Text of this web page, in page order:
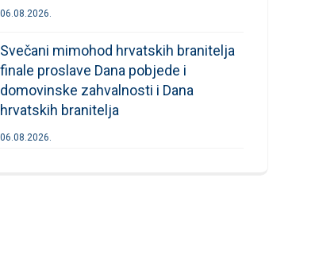
06.08.2026.
Svečani mimohod hrvatskih branitelja
finale proslave Dana pobjede i
domovinske zahvalnosti i Dana
hrvatskih branitelja
06.08.2026.